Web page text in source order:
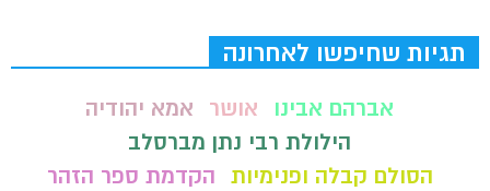
תגיות שחיפשו לאחרונה
אברהם אבינו אושר
אמא יהודיה
הילולת רבי נתן מברסלב
הסולם קבלה ופנימיות הקדמת ספר הזהר